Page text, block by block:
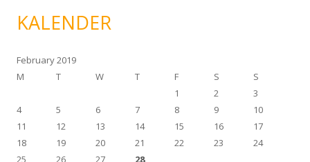
KALENDER
February 2019
M
T W T F S
S
1
2
3
4
5 6 7 8 9
10
11
12 13 14 15 16
17
18
19 20 21 22 23
24
25
26 27 28